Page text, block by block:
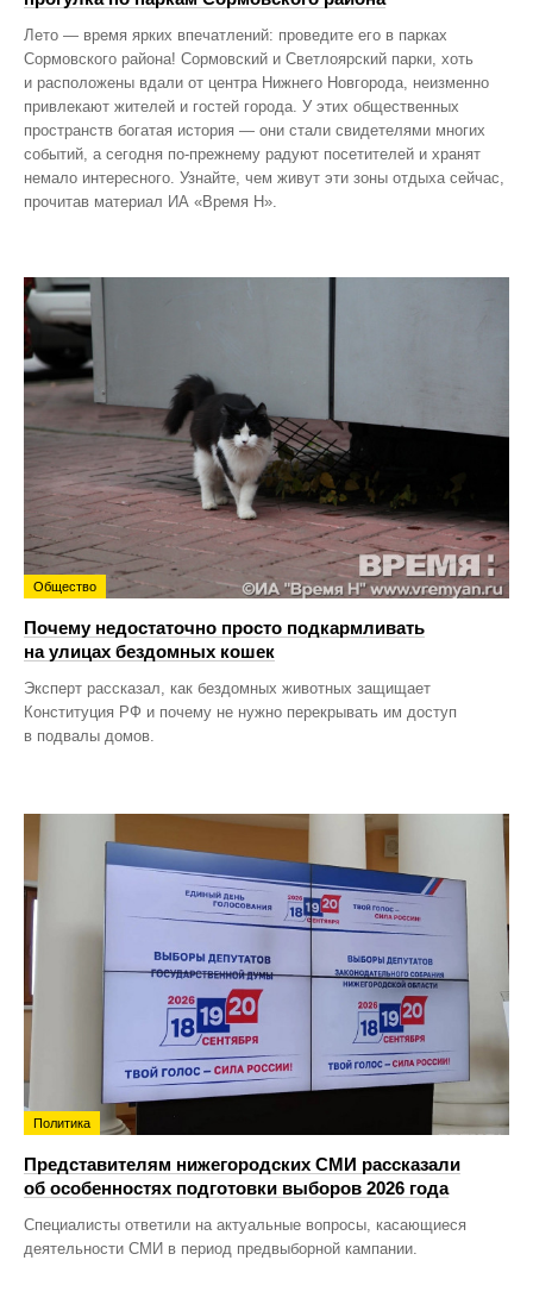
Лето — время ярких впечатлений: проведите его в парках
Сормовского района! Сормовский и Светлоярский парки, хоть
и расположены вдали от центра Нижнего Новгорода, неизменно
привлекают жителей и гостей города. У этих общественных
пространств богатая история — они стали свидетелями многих
событий, а сегодня по‑прежнему радуют посетителей и хранят
немало интересного. Узнайте, чем живут эти зоны отдыха сейчас,
прочитав материал ИА «Время Н».
Общество
Почему недостаточно просто подкармливать
на улицах бездомных кошек
Эксперт рассказал, как бездомных животных защищает
Конституция РФ и почему не нужно перекрывать им доступ
в подвалы домов.
Политика
Представителям нижегородских СМИ рассказали
об особенностях подготовки выборов 2026 года
Специалисты ответили на актуальные вопросы, касающиеся
деятельности СМИ в период предвыборной кампании.